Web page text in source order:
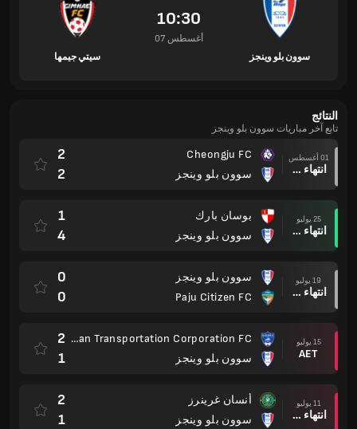
سوون بلو وينجز
10:30
07 أغسطس
سيتي جيمها
النتائج
تابع آخر مباريات سوون بلو وينجز
01 أغسطس
انتهاء وقت المباراة
Cheongju FC
سوون بلو وينجز
2
2
25 يوليو
انتهاء وقت المباراة
بوسان بارك
سوون بلو وينجز
1
4
19 يوليو
انتهاء وقت المباراة
سوون بلو وينجز
Paju Citizen FC
0
0
15 يوليو
AET
Busan Transportation Corporation FC
سوون بلو وينجز
2
1
11 يوليو
انتهاء وقت المباراة
أنسان غرينرز
سوون بلو وينجز
2
1